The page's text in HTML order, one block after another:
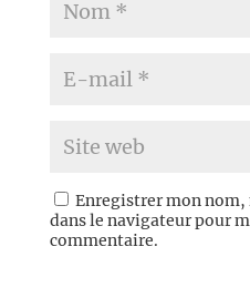
Enregistrer mon
dans le navigateur pour
commentaire.